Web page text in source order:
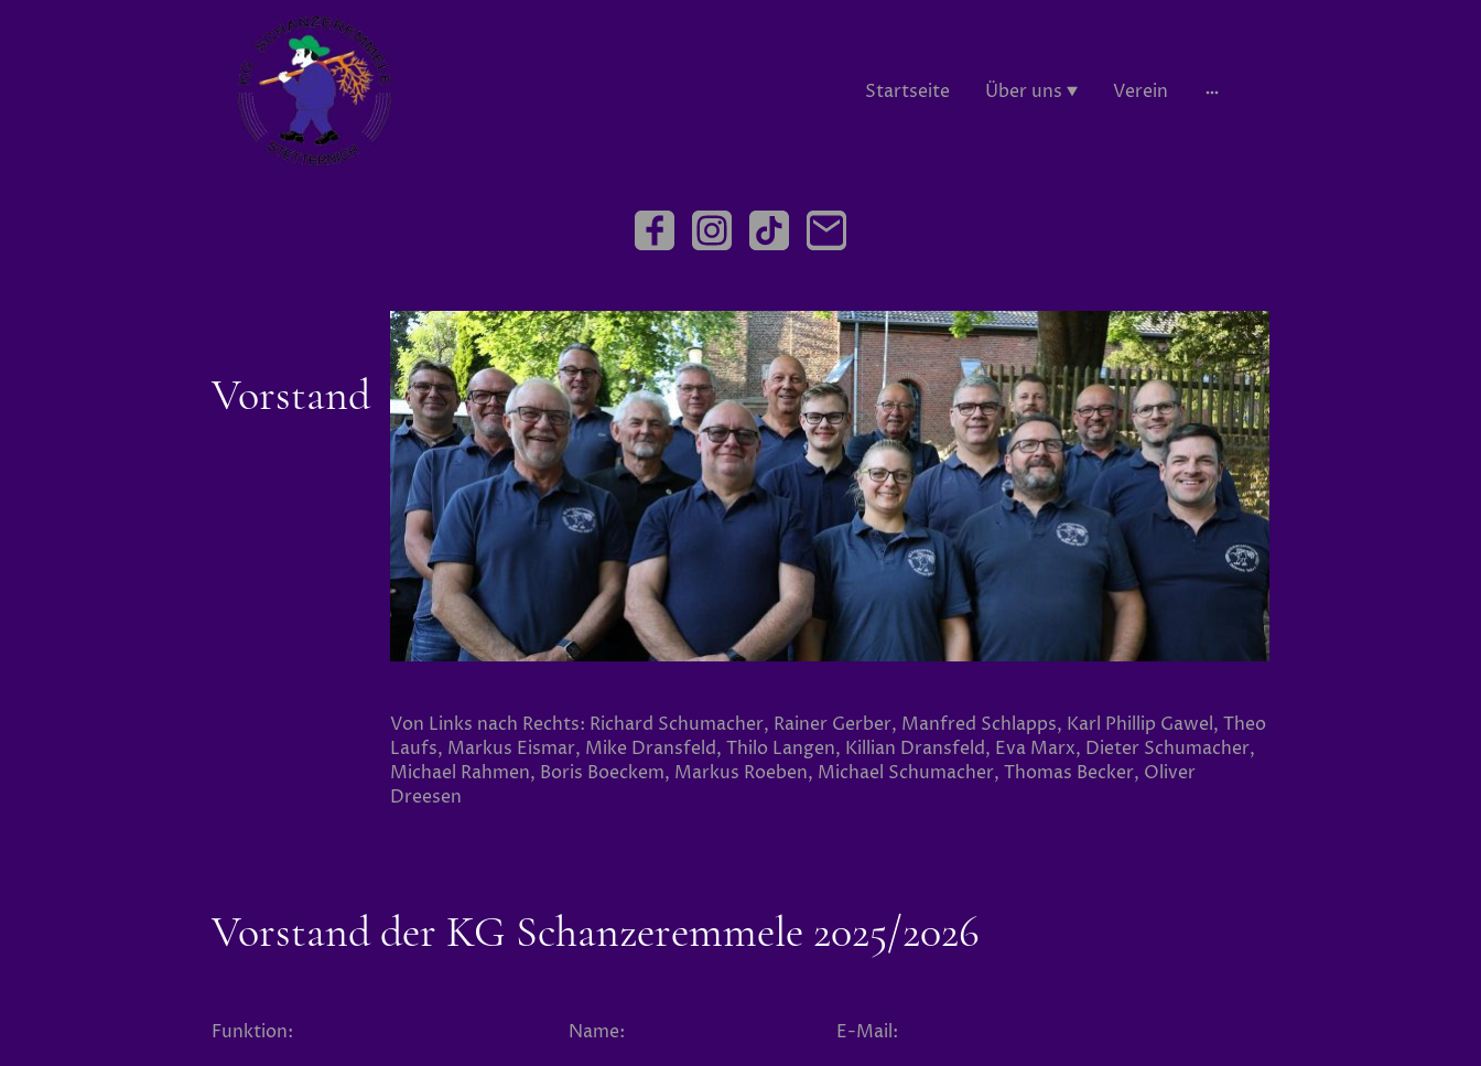
Startseite Über uns Verein
Vorstand
Von Links nach Rechts: Richard Schumacher, Rainer Gerber, Manfred Schlapps, Karl Phillip Gawel, Theo
Laufs, Markus Eismar, Mike Dransfeld, Thilo Langen, Killian Dransfeld, Eva Marx, Dieter Schumacher,
Michael Rahmen, Boris Boeckem, Markus Roeben, Michael Schumacher, Thomas Becker, Oliver
Dreesen
Vorstand der KG Schanzeremmele 2025/2026
Funktion:
Name:
E-Mail: